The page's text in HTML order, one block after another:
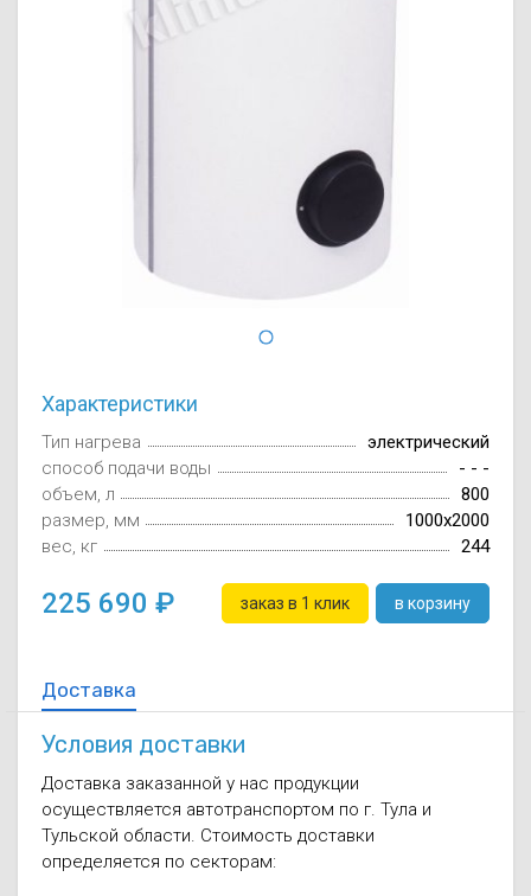
Характеристики
Тип нагрева
электрический
способ подачи воды
- - -
объем, л
800
размер, мм
1000x2000
вес, кг
244
225 690 заказ в 1 клик в корзину
Доставка
Условия доставки
Доставка заказанной у нас продукции
осуществляется автотранспортом по г. Тула и
Тульской области. Стоимость доставки
определяется по секторам: